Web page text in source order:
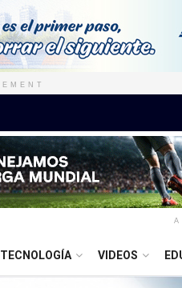
TECNOLOGÍA VIDEOS